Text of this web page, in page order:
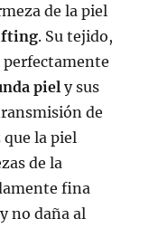
de la piel
. Su tejido,
perfectamente
piel y sus
de
la piel
de la
fina
no daña al